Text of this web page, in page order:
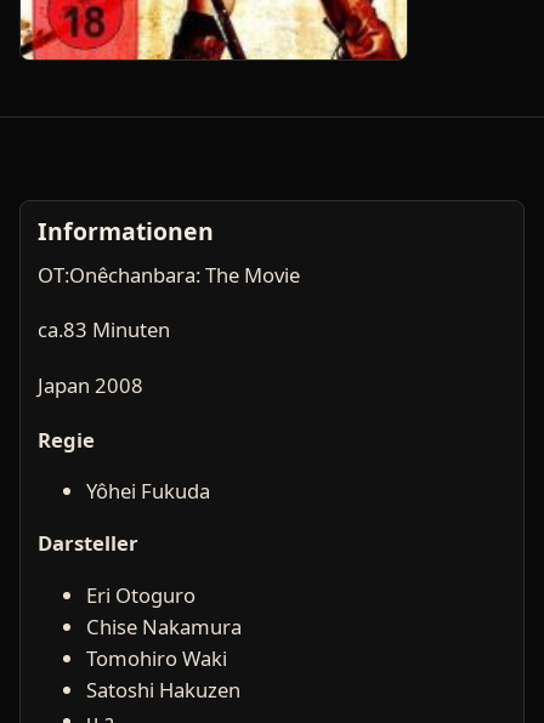
Informationen
OT:Onêchanbara: The Movie
ca.83 Minuten
Japan 2008
Regie
Yôhei Fukuda
Darsteller
Eri Otoguro
Chise Nakamura
Tomohiro Waki
Satoshi Hakuzen